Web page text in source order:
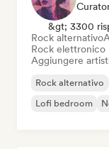
&gt; 3300
Rock alternativo
Rock elettronico
Aggiungere
Rock alternativo
Lofi bedroom